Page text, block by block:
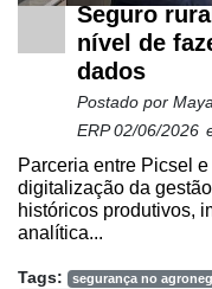
Seguro
nível de
dados
Postado por
ERP02/06/2026
Parceria entre Picsel
digitalização da
históricos produtivos,
analítica...
Tags: segurança no